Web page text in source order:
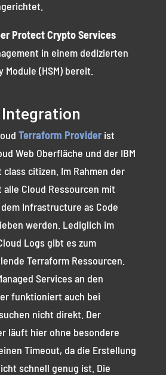
Protect Crypto Services
in einem dedizierten
(HSM) bereit.
Terraform Providerist
Web Oberfläche und der IBM
citizen. Im Rahmen der
Cloud Ressourcen mit
Infrastructure as Code
werden. Lediglich im
Logs gibt es zum
Terraform Ressourcen.
Services an den
funktioniert auch bei
nicht direkt. Der
läuft hier ohne besondere
Timeout, da die Erstellung
schnell genug ist. Die